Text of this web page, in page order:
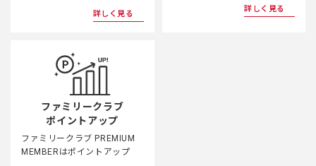
詳しく見る
詳しく見る
ファミリークラブ
ポイントアップ
ファミリークラブ PREMIUM
MEMBERはポイントアップ